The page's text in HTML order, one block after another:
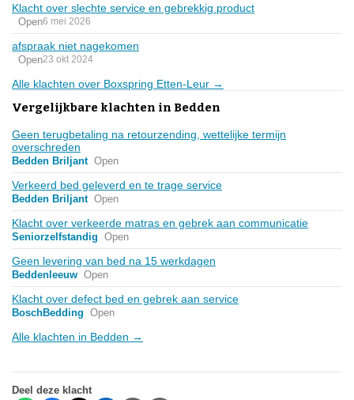
Klacht over slechte service en gebrekkig product
Open6 mei 2026
afspraak niet nagekomen
Open23 okt 2024
Alle klachten over Boxspring Etten-Leur →
Vergelijkbare klachten in Bedden
Geen terugbetaling na retourzending, wettelijke termijn
overschreden
Bedden Briljant Open
Verkeerd bed geleverd en te trage service
Bedden Briljant Open
Klacht over verkeerde matras en gebrek aan communicatie
Seniorzelfstandig Open
Geen levering van bed na 15 werkdagen
Beddenleeuw Open
Klacht over defect bed en gebrek aan service
BoschBedding Open
Alle klachten in Bedden →
Deel deze klacht